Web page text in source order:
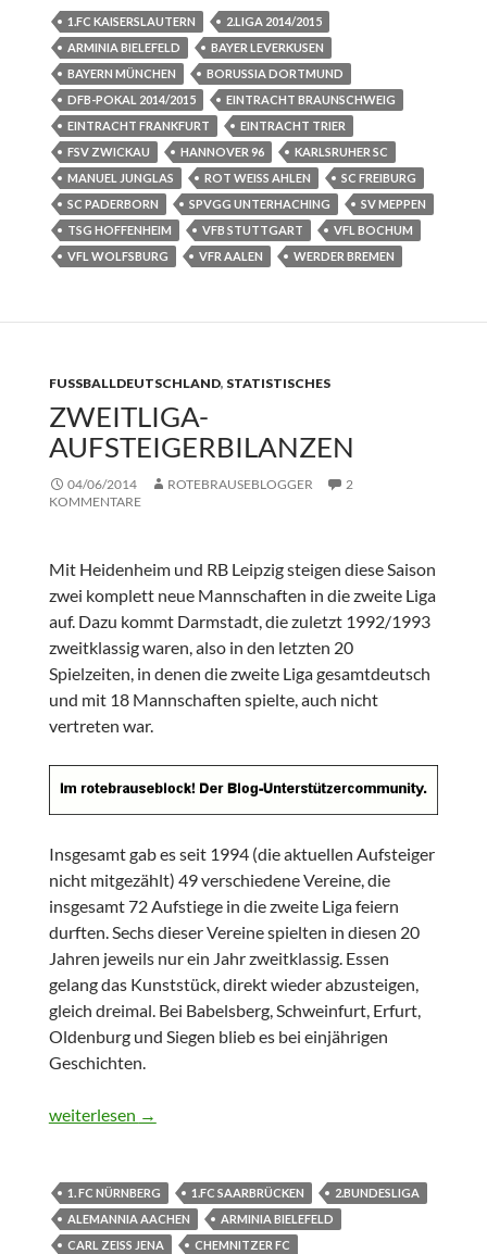
1.FC KAISERSLAUTERN
2.LIGA 2014/2015
ARMINIA BIELEFELD
BAYER LEVERKUSEN
BAYERN MÜNCHEN
BORUSSIA DORTMUND
DFB-POKAL 2014/2015
EINTRACHT BRAUNSCHWEIG
EINTRACHT FRANKFURT
EINTRACHT TRIER
FSV ZWICKAU
HANNOVER 96
KARLSRUHER SC
MANUEL JUNGLAS
ROT WEISS AHLEN
SC FREIBURG
SC PADERBORN
SPVGG UNTERHACHING
SV MEPPEN
TSG HOFFENHEIM
VFB STUTTGART
VFL BOCHUM
VFL WOLFSBURG
VFR AALEN WERDER BREMEN
FUSSBALLDEUTSCHLAND , STATISTISCHES
ZWEITLIGA-
AUFSTEIGERBILANZEN
04/06/2014 ROTEBRAUSEBLOGGER
2
KOMMENTARE
Mit Heidenheim und RB Leipzig steigen diese Saison
zwei komplett neue Mannschaften in die zweite Liga
auf. Dazu kommt Darmstadt, die zuletzt 1992/1993
zweitklassig waren, also in den letzten 20
Spielzeiten, in denen die zweite Liga gesamtdeutsch
und mit 18 Mannschaften spielte, auch nicht
vertreten war.
Insgesamt gab es seit 1994 (die aktuellen Aufsteiger
nicht mitgezählt) 49 verschiedene Vereine, die
insgesamt 72 Aufstiege in die zweite Liga feiern
durften. Sechs dieser Vereine spielten in diesen 20
Jahren jeweils nur ein Jahr zweitklassig. Essen
gelang das Kunststück, direkt wieder abzusteigen,
gleich dreimal. Bei Babelsberg, Schweinfurt, Erfurt,
Oldenburg und Siegen blieb es bei einjährigen
Geschichten.
Zweitliga-Aufsteigerbilanzen
weiterlesen →
1. FC NÜRNBERG 1.FC SAARBRÜCKEN
2.BUNDESLIGA
ALEMANNIA AACHEN
ARMINIA BIELEFELD
CARL ZEISS JENA
CHEMNITZER FC